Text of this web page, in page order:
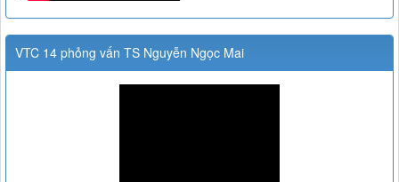
VTC 14 phỏng vấn TS Nguyễn Ngọc Mai